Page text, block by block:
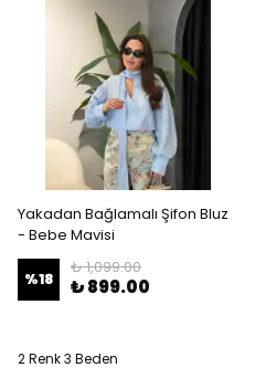
Yakadan Bağlamalı Şifon Bluz
- Bebe Mavisi
%18
₺ 1,099.00
₺ 899.00
2 Renk 3 Beden